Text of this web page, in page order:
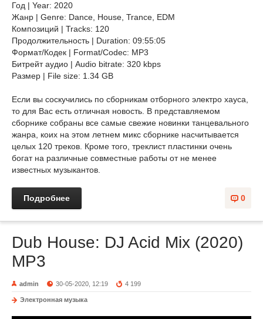
Год | Year: 2020
Жанр | Genre: Dance, House, Trance, EDM
Композиций | Tracks: 120
Продолжительность | Duration: 09:55:05
Формат/Кодек | Format/Codec: MP3
Битрейт аудио | Audio bitrate: 320 kbps
Размер | File size: 1.34 GB
Если вы соскучились по сборникам отборного электро хауса,
то для Вас есть отличная новость. В представляемом
сборнике собраны все самые свежие новинки танцевального
жанра, коих на этом летнем микс сборнике насчитывается
целых 120 треков. Кроме того, треклист пластинки очень
богат на различные совместные работы от не менее
известных музыкантов.
0
Подробнее
Dub House: DJ Acid Mix (2020)
MP3
admin 30-05-2020, 12:19 4 199
Электронная музыка